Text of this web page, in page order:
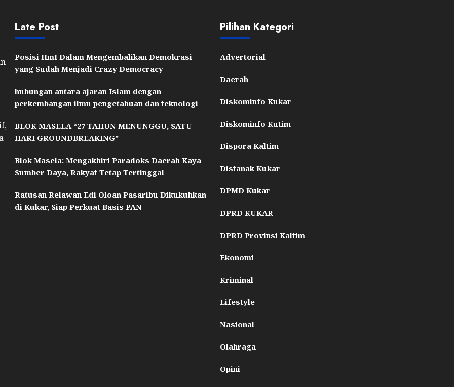
Late Post
Posisi HmI Dalam Mengembalikan Demokrasi
yang Sudah Menjadi Crazy Democracy
hubungan antara ajaran Islam dengan
perkembangan ilmu pengetahuan dan teknologi
BLOK MASELA “27 TAHUN MENUNGGU, SATU
HARI GROUNDBREAKING”
Blok Masela: Mengakhiri Paradoks Daerah Kaya
Sumber Daya, Rakyat Tetap Tertinggal
Ratusan Relawan Edi Oloan Pasaribu Dikukuhkan
di Kukar, Siap Perkuat Basis PAN
Pilihan Kategori
Advertorial
Daerah
Diskominfo Kukar
Diskominfo Kutim
Dispora Kaltim
Distanak Kukar
DPMD Kukar
DPRD KUKAR
DPRD Provinsi Kaltim
Ekonomi
Kriminal
Lifestyle
Nasional
Olahraga
Opini